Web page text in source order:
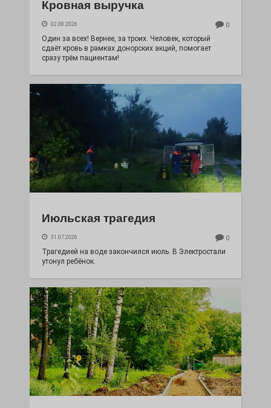
Кровная выручка
02.08.2026 0
Один за всех! Вернее, за троих. Человек, который
сдаёт кровь в рамках донорских акций, помогает
сразу трём пациентам!
Июльская трагедия
31.07.2026 0
Трагедией на воде закончился июль. В Электростали
утонул ребёнок.